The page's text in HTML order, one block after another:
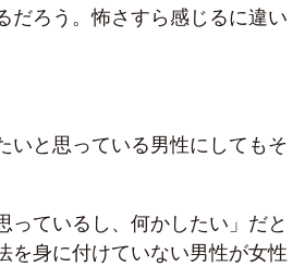
だろう。怖さすら感じるに違い
いと思っている男性にしてもそ
っているし、何かしたい」だと
を身に付けていない男性が女性